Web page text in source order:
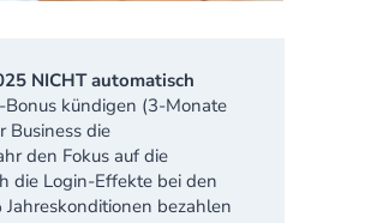
NICHT automatisch
Bonus kündigen (3-Monate
Business die
den Fokus auf die
die Login-Effekte bei den
Jahreskonditionen bezahlen